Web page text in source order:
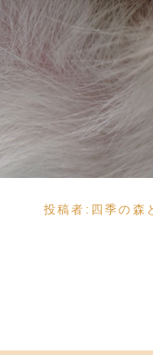
投稿者: 四季の森